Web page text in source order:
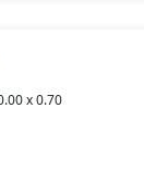
x 0.70